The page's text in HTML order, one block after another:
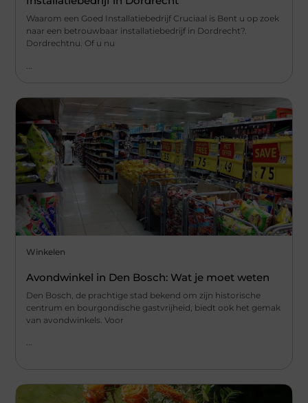
Waarom een Goed Installatiebedrijf Cruciaal is Bent u op zoek
naar een betrouwbaar installatiebedrijf in Dordrecht?.
Dordrechtnu. Of u nu
Winkelen
Avondwinkel in Den Bosch: Wat je moet weten
Den Bosch, de prachtige stad bekend om zijn historische
centrum en bourgondische gastvrijheid, biedt ook het gemak
van avondwinkels. Voor
...